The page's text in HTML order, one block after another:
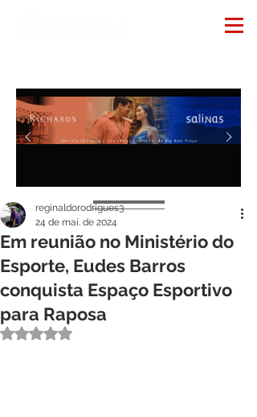
Em reunião no Ministério do
Esporte, Eudes Barros
conquista Espaço Esportivo
para Raposa
reginaldorodrigues3
24 de mai. de 2024
Avaliado com NaN de 5 estrelas.